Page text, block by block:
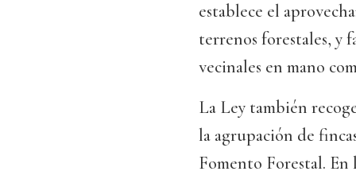
establece el
terrenos forestales, y
vecinales en mano
La Ley también
la agrupación de
Fomento Forestal. En